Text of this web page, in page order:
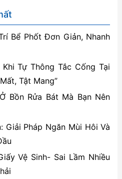
Bể Phốt Đơn Giản, Nhanh
Tự Thông Tắc Cống Tại
Tật Mang”
Bồn Rửa Bát Mà Bạn Nên
Giải Pháp Ngăn Mùi Hôi Và
Vệ Sinh- Sai Lầm Nhiều